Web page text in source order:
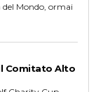
del Mondo, ormai
Comitato Alto